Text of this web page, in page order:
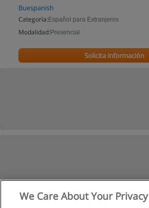
Buespanish
Categoría: Español para Extranjeros
Modalidad: Presencial
Solicita información
We Care About Your Privacy